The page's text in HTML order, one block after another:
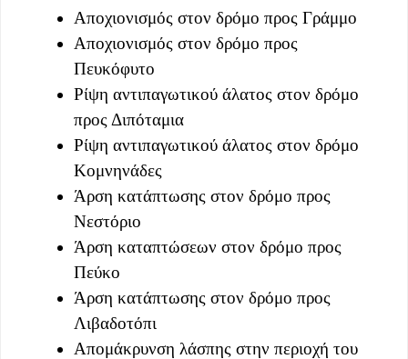
Αποχιονισμός στον δρόμο προς Γράμμο
Αποχιονισμός στον δρόμο προς
Πευκόφυτο
Ρίψη αντιπαγωτικού άλατος στον δρόμο
προς Διπόταμια
Ρίψη αντιπαγωτικού άλατος στον δρόμο
Κομνηνάδες
Άρση κατάπτωσης στον δρόμο προς
Νεστόριο
Άρση καταπτώσεων στον δρόμο προς
Πεύκο
Άρση κατάπτωσης στον δρόμο προς
Λιβαδοτόπι
Απομάκρυνση λάσπης στην περιοχή του